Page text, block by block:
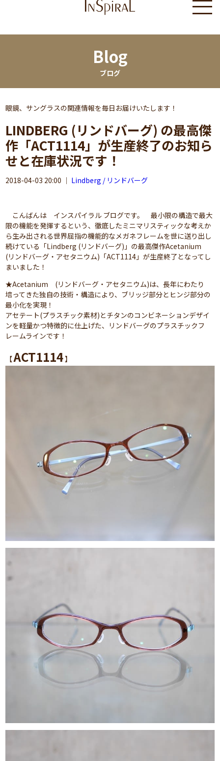
Blog
ブログ
眼鏡、サングラスの関連情報を毎日お届けいたします！
LINDBERG (リンドバーグ) の最高傑
作「ACT1114」が生産終了のお知ら
せと在庫状況です！
2018-04-03 20:00 ｜ Lindberg / リンドバーグ
こんばんは インスパイラル ブログです。 最小限の構造で最大
限の機能を発揮するという、徹底したミニマリスティックな考えか
ら生み出される世界屈指の機能的なメガネフレームを世に送り出し
続けている「Lindberg (リンドバーグ)」の最高傑作Acetanium
(リンドバーグ・アセタニウム)「ACT1114」が生産終了となってし
まいました！
★Acetanium (リンドバーグ・アセタニウム)は、長年にわたり
培ってきた独自の技術・構造により、ブリッジ部分とヒンジ部分の
最小化を実現！
アセテート(プラスチック素材)とチタンのコンビネーションデザイ
ンを軽量かつ特徴的に仕上げた、リンドバーグのプラスチックフ
レームラインです！
【ACT1114】